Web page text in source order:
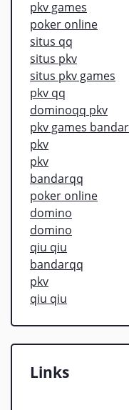
pkv games
poker online
situs qq
situs pkv
situs pkv games
pkv qq
dominoqq pkv
pkv games
pkv
pkv
bandarqq
poker online
domino
domino
qiu qiu
bandarqq
pkv
qiu qiu
Links